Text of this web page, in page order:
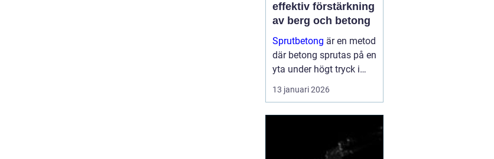
effektiv förstärkning
av berg och betong
Sprutbetong är en metod
där betong sprutas på en
yta under högt tryck i
stället för att gjutas i
formar. Tekniken a...
13 januari 2026